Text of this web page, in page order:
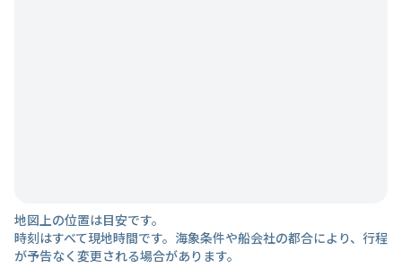
地図上の位置は目安です。
時刻はすべて現地時間です。海象条件や船会社の都合により、行程
が予告なく変更される場合があります。